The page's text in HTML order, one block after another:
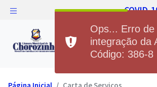
COVID-
Câmara Municipal
Câmara
Chorozinho
Ops... Erro de
integração da
Código: 386-8